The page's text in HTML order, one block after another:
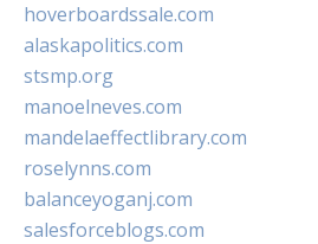
hoverboardssale.com
alaskapolitics.com
stsmp.org
manoelneves.com
mandelaeffectlibrary.com
roselynns.com
balanceyoganj.com
salesforceblogs.com